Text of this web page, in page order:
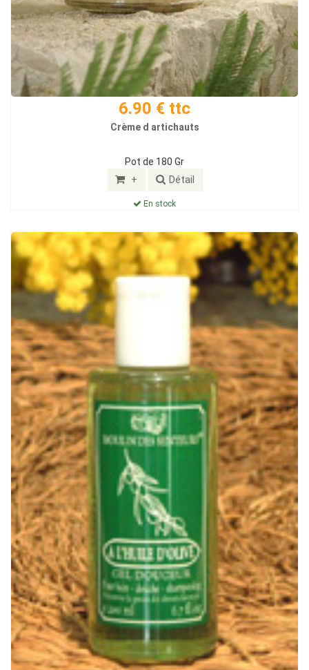
6.90 € ttc
Crème d artichauts
Pot de 180 Gr
+ Détail
En stock